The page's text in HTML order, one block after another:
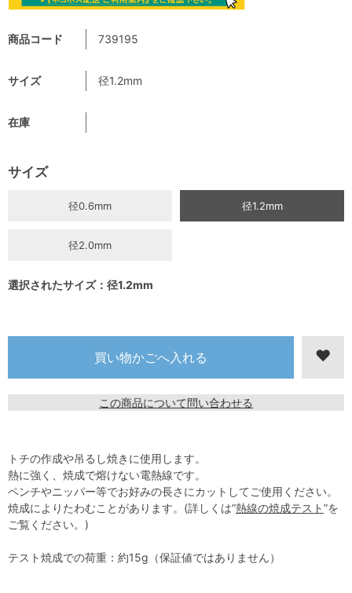
商品コード 739195
サイズ 径1.2mm
在庫
サイズ
径0.6mm 径1.2mm
径2.0mm
選択されたサイズ：径1.2mm
この商品について問い合わせる
トチの作成や吊るし焼きに使用します。
熱に強く、焼成で熔けない電熱線です。
ペンチやニッパー等でお好みの長さにカットしてご使用ください。
焼成によりたわむことがあります。(詳しくは”熱線の焼成テスト”を
ご覧ください。)
テスト焼成での荷重：約15g（保証値ではありません）